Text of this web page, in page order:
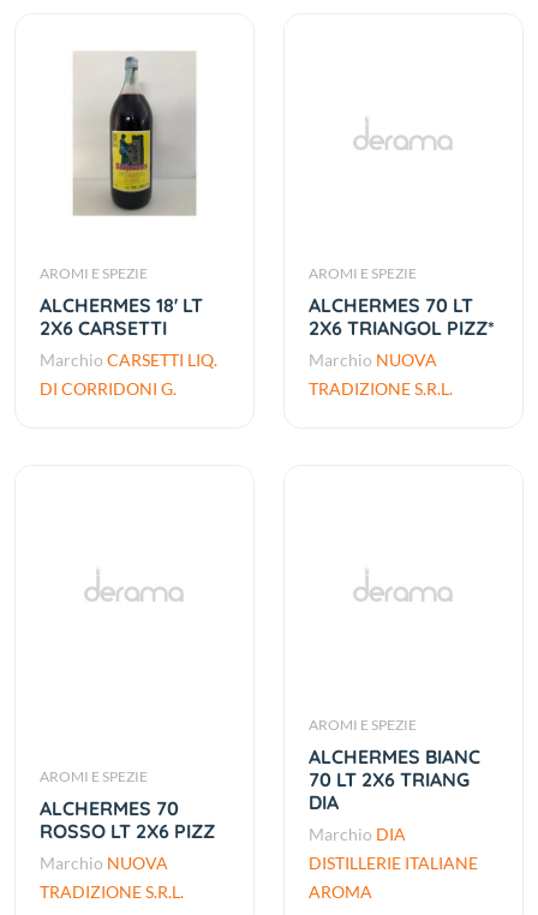
AROMI E SPEZIE
ALCHERMES 18' LT
2X6 CARSETTI
Marchio CARSETTI LIQ.
DI CORRIDONI G.
AROMI E SPEZIE
ALCHERMES 70 LT
2X6 TRIANGOL PIZZ*
Marchio NUOVA
TRADIZIONE S.R.L.
AROMI E SPEZIE
ALCHERMES 70
ROSSO LT 2X6 PIZZ
Marchio NUOVA
TRADIZIONE S.R.L.
AROMI E SPEZIE
ALCHERMES BIANC
70 LT 2X6 TRIANG
DIA
Marchio DIA
DISTILLERIE ITALIANE
AROMA